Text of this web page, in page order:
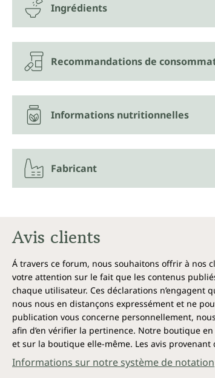
Ingrédients
Recommandations de
Informations nutritionnelles
Fabricant
Avis clients
Á travers ce forum, nous souhaitons offrir à nos
votre attention sur le fait que les contenus
chaque utilisateur. Ces déclarations n’engagent
nous nous en distançons expressément et ne
publication vous concerne personnellement,
afin d’en vérifier la pertinence. Notre boutique
et sur la boutique elle-même. Les avis
Informations sur notre système de notation